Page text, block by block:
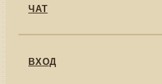
ЧАТ
ВХОД